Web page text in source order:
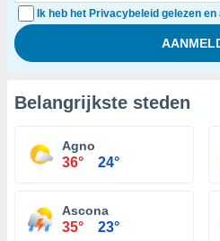
Ik heb het Privacybeleid gelezen
Belangrijkste steden
Agno
36° 24°
Ascona
35° 23°